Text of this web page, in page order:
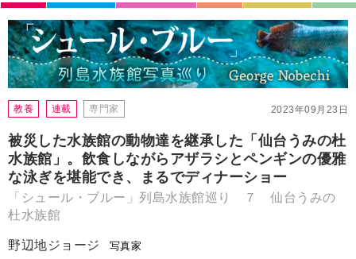
2023年09月23日
教養 連載 専門家
被災した水族館の動物達を継承した「仙台うみの杜
水族館」。飲食しながらアザラシとペンギンの優雅
な泳ぎを堪能でき、まるでディナーショー
「シュール・ブルー」列島水族館巡り ７ 仙台うみの
杜水族館
野辺地ジョージ 写真家